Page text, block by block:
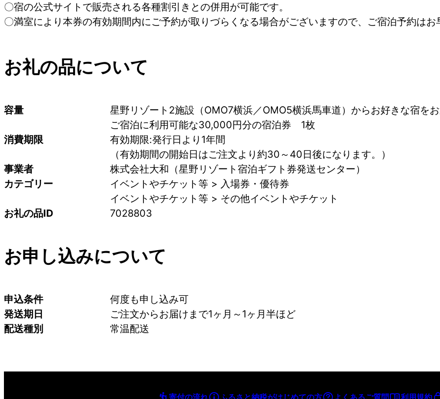
〇宿の公式サイトで販売される各種割引きとの併用が可能です。
〇満室により本券の有効期間内にご予約が取りづらくなる場合がございますので、ご宿泊予約はお
お礼の品について
容量
星野リゾート2施設（OMO7横浜／OMO5横浜馬車道）からお好きな宿をお
ご宿泊に利用可能な30,000円分の宿泊券　1枚
消費期限
有効期限:発行日より1年間
（有効期間の開始日はご注文より約30～40日後になります。）
事業者
株式会社大和（星野リゾート宿泊ギフト券発送センター）
カテゴリー
イベントやチケット等 > 入場券・優待券
イベントやチケット等 > その他イベントやチケット
お礼の品ID
7028803
お申し込みについて
申込条件
何度も申し込み可
発送期日
ご注文からお届けまで1ヶ月～1ヶ月半ほど
配送種別
常温配送